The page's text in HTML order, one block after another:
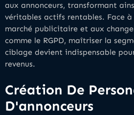
aux annonceurs, transformant
véritables actifs rentables. Face
marché publicitaire et aux
comme le RGPD, maîtriser la
ciblage devient indispensable
revenus.
Création De
D'annonceurs